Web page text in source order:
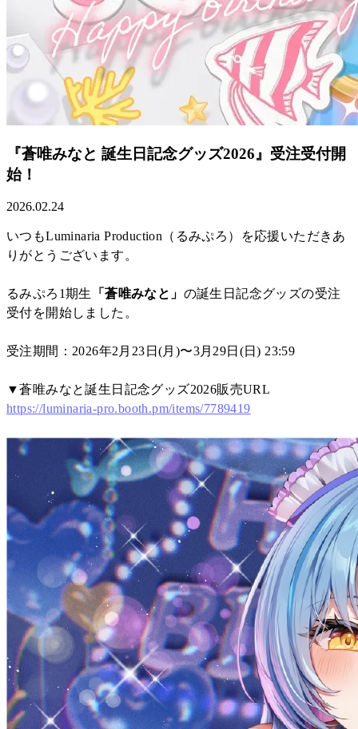
『蒼唯みなと 誕生日記念グッズ2026』受注受付開
始！
2026.02.24
いつもLuminaria Production（るみぷろ）を応援いただきあ
りがとうございます。
るみぷろ1期生 「蒼唯みなと」 の誕生日記念グッズの受注
受付を開始しました。
受注期間：2026年2月23日(月)〜3月29日(日) 23:59
▼蒼唯みなと誕生日記念グッズ2026販売URL
https://luminaria-pro.booth.pm/items/7789419